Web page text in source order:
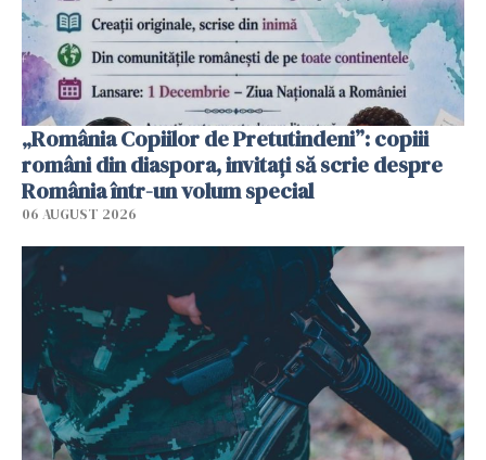
„România Copiilor de Pretutindeni”: copiii
români din diaspora, invitați să scrie despre
România într-un volum special
06 AUGUST 2026